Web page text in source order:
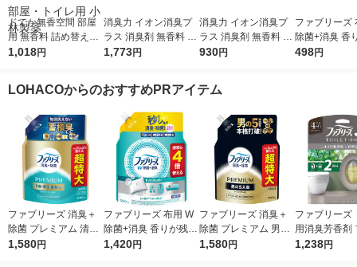
ドでか無香空間 部屋
用 無香料 詰め替え用
消臭ビーズ 消臭剤 16
小林製薬
1,018円
消臭力 イオン消臭プ
ラス 消臭剤 無香料 詰
め替え 特大 1.5kg 2個
1,773円
消臭力 イオン消臭プ
ラス 消臭剤 無香料 詰
め替え 特大 1.5kg 1個
930円
ファブリーズ
除菌+消臭 香
ない 本体
498円
LOHACOからのおすすめPRアイテム
ファブリーズ 消臭＋
除菌 プレミアム 清潔
なランドリーの香り
1,580円
ファブリーズ 布用 W
除菌+消臭 香りが残ら
ない 詰め替え 特大 12
1,420円
ファブリーズ 消臭＋
除菌 プレミアム 男の
5大臭クールアクア 詰
1,580円
ファブリーズ
用消臭芳香剤
スト＆シダー
1,238円